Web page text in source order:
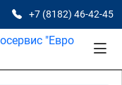
+7 (8182) 46-42-45